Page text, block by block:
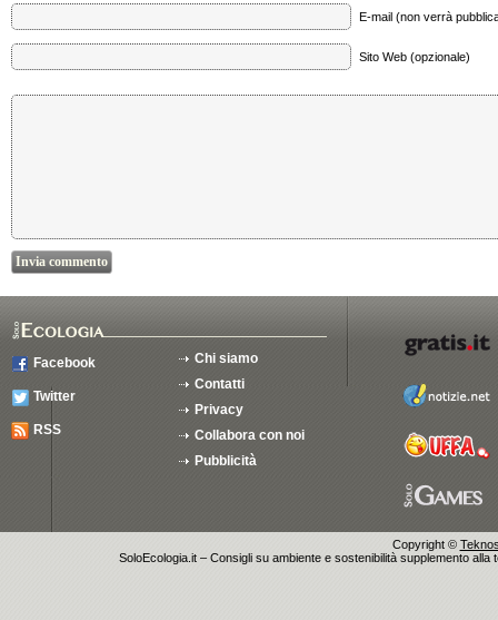
E-mail (non verrà
Sito Web (opzionale)
Facebook
Twitter
RSS
Chi siamo
Contatti
Privacy
Collabora con noi
Pubblicità
Copyright ©
SoloEcologia.it – Consigli su ambiente e sostenibilità supplemento